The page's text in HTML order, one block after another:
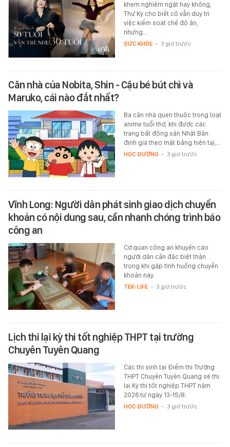
khem nghiêm ngặt hay không,
Thư Kỳ cho biết cô vẫn duy trì
việc kiểm soát chế độ ăn,
nhưng…
SỨC KHỎE - 3 giờ trước
Căn nhà của Nobita, Shin - Cậu bé bút chì và
Maruko, cái nào đắt nhất?
Ba căn nhà quen thuộc trong loạt
anime tuổi thơ, khi được các
trang bất động sản Nhật Bản
định giá theo mặt bằng hiện tại,…
HỌC ĐƯỜNG - 3 giờ trước
Vĩnh Long: Người dân phát sinh giao dịch chuyển
khoản có nội dung sau, cần nhanh chóng trình báo
công an
Cơ quan công an khuyến cáo
người dân cần đặc biệt thận
trọng khi gặp tình huống chuyển
khoản này.
TEK-LIFE - 3 giờ trước
Lịch thi lại kỳ thi tốt nghiệp THPT tại trường
Chuyên Tuyên Quang
Các thí sinh tại Điểm thi Trường
THPT Chuyên Tuyên Quang sẽ thi
lại Kỳ thi tốt nghiệp THPT năm
2026 từ ngày 13-15/8.
HỌC ĐƯỜNG - 3 giờ trước